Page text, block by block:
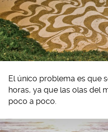
El único problema es que
horas, ya que las olas del
poco a poco.